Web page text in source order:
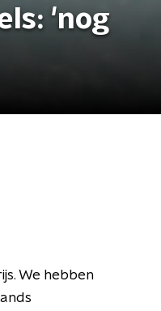
'nog
We hebben